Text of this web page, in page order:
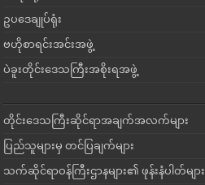
ဥပဒေချုပ်ရုံး
ဗဟိုစာရင်းအင်းအဖွဲ့
ပဲခူးတိုင်းဒေသကြီးအစိုးရအဖွဲ့
တိုင်းဒေသကြီးဆိုင်ရာအချက်အလက်များ
ပြည်သူများမှ တင်ပြချက်များ
သက်ဆိုင်ရာဝန်ကြီးဌာနများ၏ ဖုန်းနံပါတ်များ